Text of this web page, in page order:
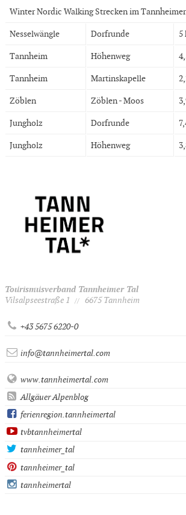
Winter Nordic Walking Strecken im
Nesselwängle Dorfrunde 5
Tannheim Höhenweg
Tannheim Martinskapelle
Zöblen Zöblen - Moos
Jungholz Dorfrunde
Jungholz Höhenweg
Tourismusverband Tannheimer Tal
Vilsalpseestraße 1
// 6675 Tannheim
+43 5675 6220-0
info@tannheimertal.com
www.tannheimertal.com
Allgäuer Alpenblog
ferienregion.tannheimertal
tvbtannheimertal
tannheimer_tal
tannheimer_tal
tannheimertal